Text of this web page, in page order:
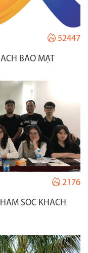
52447
BẢO MẬT
2176
SÓC KHÁCH